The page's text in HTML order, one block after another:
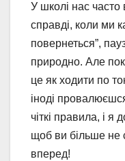
У школі нас часто
справді, коли ми
повернеться”,
природно. Але
це як ходити по
іноді
чіткі правила, і я
щоб ви більше не
вперед!